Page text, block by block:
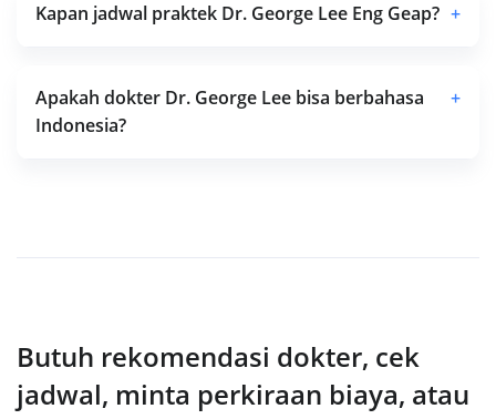
Kapan jadwal praktek Dr. George Lee Eng Geap? +
Apakah dokter Dr. George Lee bisa berbahasa
Indonesia?
+
Butuh rekomendasi dokter, cek
jadwal, minta perkiraan biaya, atau